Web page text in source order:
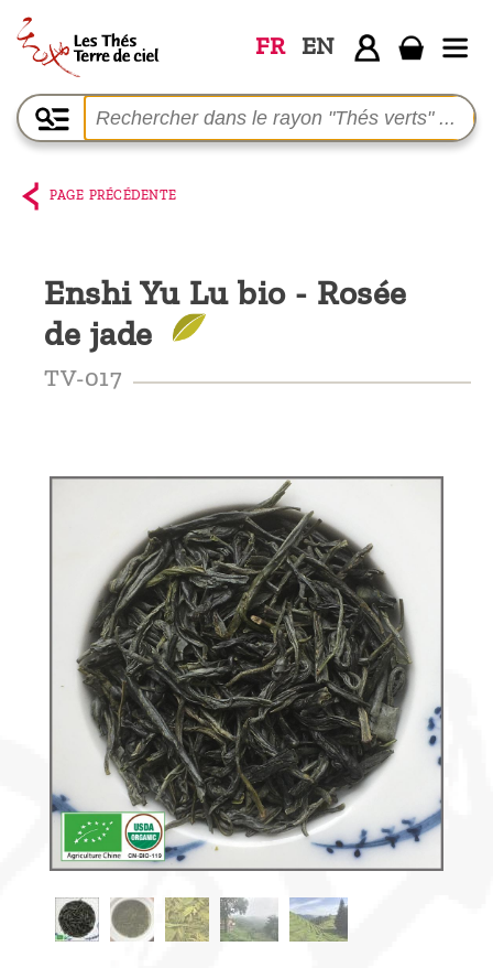
FR EN
Accueil
La
boutique
Parmi les
producteurs,
nous ?
Comment
votre thé
Contactez-
nous !
PAGE PRÉCÉDENTE
Enshi Yu Lu bio - Rosée
de jade
TV-017